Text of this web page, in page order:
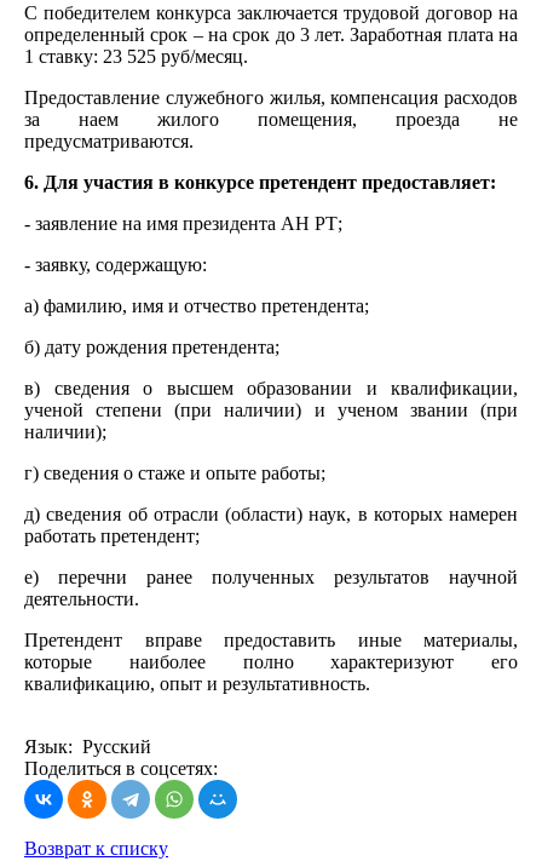
С победителем конкурса заключается трудовой договор на
определенный срок – на срок до 3 лет. Заработная плата на
1 ставку: 23 525 руб/месяц.
Предоставление служебного жилья, компенсация расходов
за наем жилого помещения, проезда не
предусматриваются.
6. Для участия в конкурсе претендент предоставляет:
- заявление на имя президента АН РТ;
- заявку, содержащую:
а) фамилию, имя и отчество претендента;
б) дату рождения претендента;
в) сведения о высшем образовании и квалификации,
ученой степени (при наличии) и ученом звании (при
наличии);
г) сведения о стаже и опыте работы;
д) сведения об отрасли (области) наук, в которых намерен
работать претендент;
е) перечни ранее полученных результатов научной
деятельности.
Претендент вправе предоставить иные материалы,
которые наиболее полно характеризуют его
квалификацию, опыт и результативность.
Язык: Русский
Поделиться в соцсетях:
Возврат к списку